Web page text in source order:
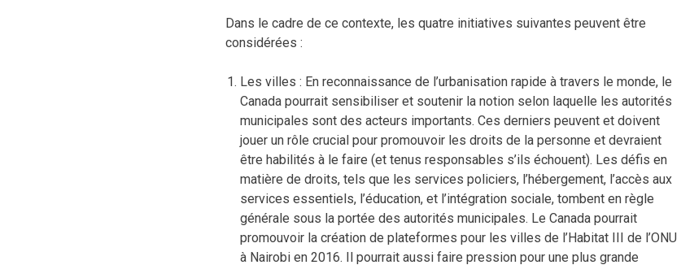
Dans le cadre de ce contexte, les quatre initiatives suivantes peuvent être
considérées :
Les villes : En reconnaissance de l’urbanisation rapide à travers le monde, le
Canada pourrait sensibiliser et soutenir la notion selon laquelle les autorités
municipales sont des acteurs importants. Ces derniers peuvent et doivent
jouer un rôle crucial pour promouvoir les droits de la personne et devraient
être habilités à le faire (et tenus responsables s’ils échouent). Les défis en
matière de droits, tels que les services policiers, l’hébergement, l’accès aux
services essentiels, l’éducation, et l’intégration sociale, tombent en règle
générale sous la portée des autorités municipales. Le Canada pourrait
promouvoir la création de plateformes pour les villes de l’Habitat III de l’ONU
à Nairobi en 2016. Il pourrait aussi faire pression pour une plus grande